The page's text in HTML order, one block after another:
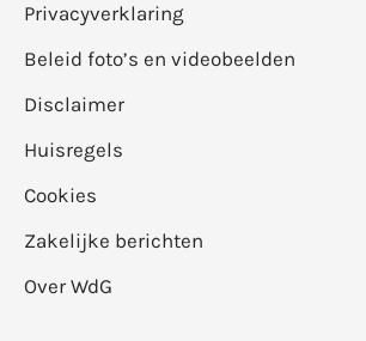
Privacyverklaring
Beleid foto’s en videobeelden
Disclaimer
Huisregels
Cookies
Zakelijke berichten
Over WdG